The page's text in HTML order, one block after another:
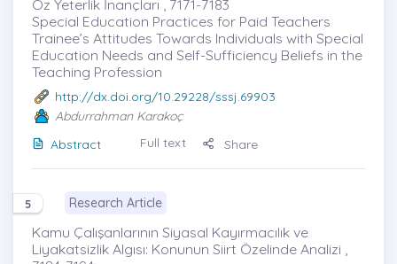
Öz Yeterlik İnançları , 7171-7183
Special Education Practices for Paid Teachers
Trainee’s Attitudes Towards Individuals with Special
Education Needs and Self-Sufficiency Beliefs in the
Teaching Profession
http://dx.doi.org/10.29228/sssj.69903
Abdurrahman Karakoç
Abstract
Full text Share
5 Research Article
Kamu Çalışanlarının Siyasal Kayırmacılık ve
Liyakatsizlik Algısı: Konunun Siirt Özelinde Analizi ,